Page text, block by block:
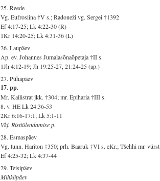
25. Reede
Vg. Eufrosiina †V s.; Radoneži vg. Sergei †1392
Ef 4:17-25; Lk 4:22-30 (R)
1Kr 14:20-25; Lk 4:31-36 (L)
26. Laupäev
Ap. ev. Johannes Jumalasõnaõpetaja †II s.
1Jh 4:12-19; Jh 19:25-27, 21:24-25 (ap.)
27. Pühapäev
17. pp.
Mr. Kallistrat jkk. †304; mr. Epiharia †III s.
8. v. HE Lk 24:36-53
2Kr 6:16-17:1; Lk 5:1-11
Vkj. Ristiülendamise p.
28. Esmaspäev
Vg. tunn. Hariton †350; prh. Baaruk †VI s. eKr.; Tšehhi mr.
Ef 4:25-32; Lk 4:37-44
29. Teisipäev
Mihklipäev